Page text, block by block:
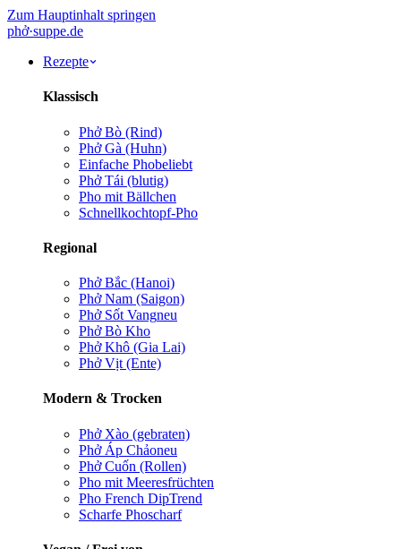
Zum Hauptinhalt springen
phở·suppe.de
Rezepte
Klassisch
Phở Bò (Rind)
Phở Gà (Huhn)
Einfache Phobeliebt
Phở Tái (blutig)
Pho mit Bällchen
Schnellkochtopf-Pho
Regional
Phở Bắc (Hanoi)
Phở Nam (Saigon)
Phở Sốt Vangneu
Phở Bò Kho
Phở Khô (Gia Lai)
Phở Vịt (Ente)
Modern & Trocken
Phở Xào (gebraten)
Phở Áp Chảoneu
Phở Cuốn (Rollen)
Pho mit Meeresfrüchten
Pho French DipTrend
Scharfe Phoscharf